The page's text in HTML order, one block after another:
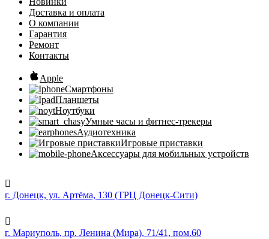
Доставка и оплата
О компании
Гарантия
Ремонт
Контакты
Apple
Смартфоны
Планшеты
Ноутбуки
Умные часы и фитнес-трекеры
Аудиотехника
Игровые приставки
Аксессуары для мобильных устройств
г. Донецк, ул. Артёма, 130 (ТРЦ Донецк-Сити)
г. Мариуполь, пр. Ленина (Мира), 71/41, пом.60